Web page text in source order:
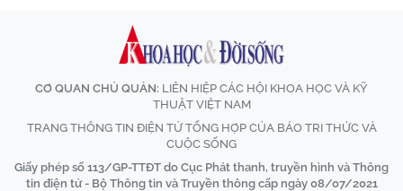
CƠ QUAN CHỦ QUẢN: LIÊN HIỆP CÁC HỘI KHOA HỌC VÀ KỸ
THUẬT VIỆT NAM
TRANG THÔNG TIN ĐIỆN TỬ TỔNG HỢP CỦA BÁO TRI THỨC VÀ
CUỘC SỐNG
Giấy phép số 113/GP-TTĐT do Cục Phát thanh, truyền hình và Thông
tin điện tử - Bộ Thông tin và Truyền thông cấp ngày 08/07/2021